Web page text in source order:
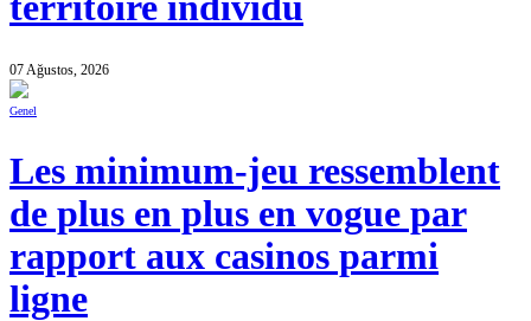
07 Ağustos, 2026
Genel
Les minimum-jeu ressemblent
de plus en plus en vogue par
rapport aux casinos parmi
ligne